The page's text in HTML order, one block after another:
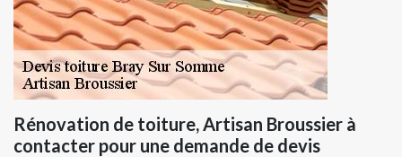
Rénovation de toiture, Artisan Broussier à
contacter pour une demande de devis